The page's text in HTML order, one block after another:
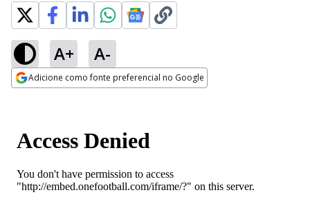
A+ A-
Adicione como fonte preferencial no Google